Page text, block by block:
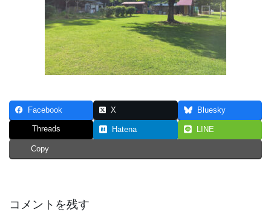
Facebook X Bluesky
Threads Hatena LINE
Copy
コメントを残す